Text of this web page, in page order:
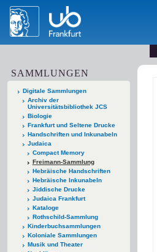
SAMMLUNGEN
Digitale Sammlungen
Archiv der
Universitätsbibliothek JCS
Biologie
Frankfurt und Seltene Drucke
Handschriften und Inkunabeln
Judaica
Compact Memory
Freimann-Sammlung
Hebräische Handschriften
Hebräische Inkunabeln
Jiddische Drucke
Judaica Frankfurt
Kataloge
Rothschild-Sammlung
Kinderbuchsammlungen
Koloniale Sammlungen
Musik und Theater